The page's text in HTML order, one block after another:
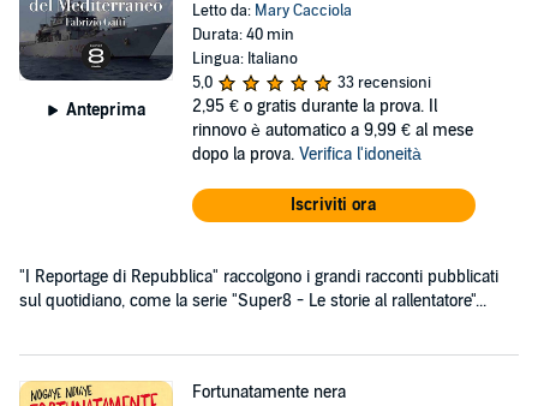
Anteprima
Letto da: Mary Cacciola
Durata: 40 min
Lingua: Italiano
5,0
33 recensioni
2,95 € o gratis durante la prova. Il
rinnovo è automatico a 9,99 € al mese
dopo la prova. Verifica l'idoneità
Iscriviti ora
"I Reportage di Repubblica" raccolgono i grandi racconti pubblicati
sul quotidiano, come la serie "Super8 - Le storie al rallentatore"...
Fortunatamente nera